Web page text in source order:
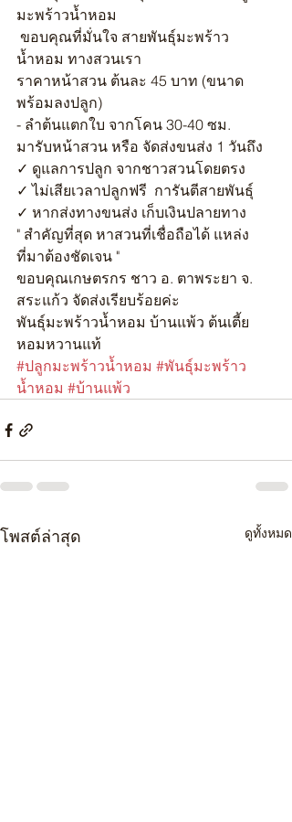
มะพร้าวน้ำหอม
น้ำหอม ทางสวนเรา
ราคาหน้าสวน ต้นละ 45 บาท (ขนาด
พร้อมลงปลูก)
- ลำต้นแตกใบ จากโคน 30-40 ซม.
มารับหน้าสวน หรือ จัดส่งขนส่ง 1 วันถึง
✓ ดูแลการปลูก จากชาวสวนโดยตรง
✓ ไม่เสียเวลาปลูกฟรี  การันตีสายพันธุ์
✓ หากส่งทางขนส่ง เก็บเงินปลายทาง
" สำคัญที่สุด หาสวนที่เชื่อถือได้ แหล่ง
ที่มาต้องชัดเจน "
ขอบคุณเกษตรกร ชาว อ. ตาพระยา จ.
สระแก้ว จัดส่งเรียบร้อยค่ะ
พันธุ์มะพร้าวน้ำหอม บ้านแพ้ว ต้นเตี้ย
หอมหวานแท้
#ปลูกมะพร้าวน้ำหอม #พันธุ์มะพร้าว
น้ำหอม #บ้านแพ้ว
โพสต์ล่าสุด ดูทั้งหมด